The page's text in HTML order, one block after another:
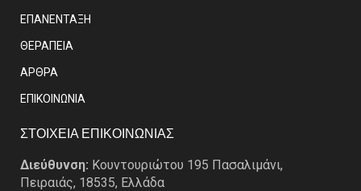
ΕΠΑΝΕΝΤΑΞΗ
ΘΕΡΑΠΕΙΑ
ΑΡΘΡΑ
EΠΙΚΟΙΝΩΝΙΑ
ΣΤΟΙΧΕΙΑ ΕΠΙΚΟΙΝΩΝΙΑΣ
Διεύθυνση: Κουντουριώτου 195 Πασαλιμάνι,
Πειραιάς, 18535, Ελλάδα